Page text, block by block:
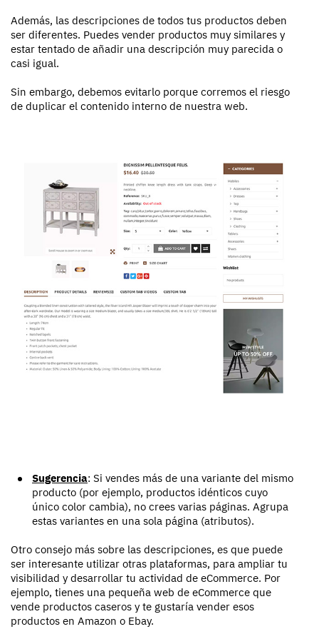
Además, las descripciones de todos tus productos deben
ser diferentes. Puedes vender productos muy similares y
estar tentado de añadir una descripción muy parecida o
casi igual.
Sin embargo, debemos evitarlo porque corremos el riesgo
de duplicar el contenido interno de nuestra web.
Sugerencia: Si vendes más de una variante del mismo
producto (por ejemplo, productos idénticos cuyo
único color cambia), no crees varias páginas. Agrupa
estas variantes en una sola página (atributos).
Otro consejo más sobre las descripciones, es que puede
ser interesante utilizar otras plataformas, para ampliar tu
visibilidad y desarrollar tu actividad de eCommerce. Por
ejemplo, tienes una pequeña web de eCommerce que
vende productos caseros y te gustaría vender esos
productos en Amazon o Ebay.